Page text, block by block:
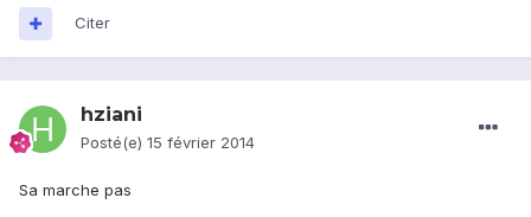
Citer
hziani
Posté(e) 15 février 2014
Sa marche pas